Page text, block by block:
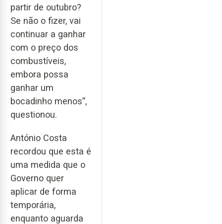
partir de outubro?
Se não o fizer, vai
continuar a ganhar
com o preço dos
combustíveis,
embora possa
ganhar um
bocadinho menos”,
questionou.
António Costa
recordou que esta é
uma medida que o
Governo quer
aplicar de forma
temporária,
enquanto aguarda